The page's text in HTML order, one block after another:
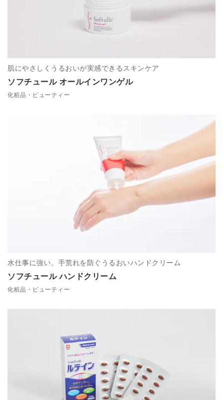
ソフチュール オールインワンゲル
肌にやさしくうるおいが実感できるスキンケア
化粧品・ビューティー
ソフチュール ハンドクリーム
水仕事に強い、手荒れを防ぐうるおいハンドクリーム
化粧品・ビューティー